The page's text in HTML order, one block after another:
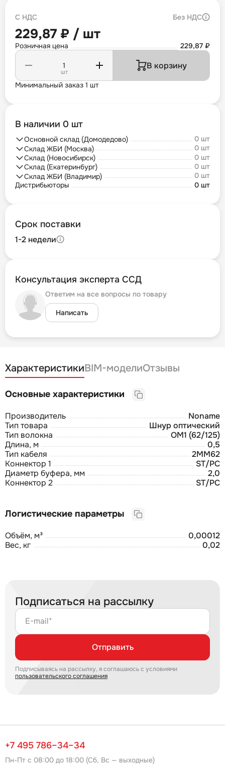
С НДС Без НДС
229,87 ₽ / шт
Розничная цена 229,87 ₽
шт
В корзину
Минимальный заказ 1 шт
В наличии 0 шт
Основной склад (Домодедово)
0 шт
Склад ЖБИ (Москва)
0 шт
Склад (Новосибирск)
0 шт
Склад (Екатеринбург)
0 шт
Склад ЖБИ (Владимир)
0 шт
Дистрибьюторы
0 шт
Срок поставки
1-2 недели
Консультация эксперта ССД
Ответим на все вопросы по товару
Написать
ХарактеристикиBIM-моделиОтзывы
Основные характеристики
Производитель
Noname
Тип товара
Шнур оптический
Тип волокна
OM1 (62/125)
Длина, м
0,5
Тип кабеля
2MM62
Коннектор 1
ST/PC
Диаметр буфера, мм
2,0
Коннектор 2
ST/PC
Логистические параметры
Объём, м³
0,00012
Вес, кг
0,02
Подписаться на рассылку
E-mail*
Отправить
Подписываясь на рассылку, я соглашаюсь с условиями
пользовательского соглашения
+7 495 786–34–34
Пн-Пт с 08:00 до 18:00 (Сб, Вс — выходные)